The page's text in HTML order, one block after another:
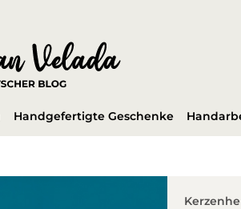
Handgefertigte Geschenke